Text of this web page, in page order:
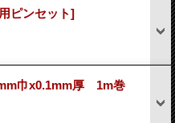
ピンセット]
巾x0.1mm厚 1m巻